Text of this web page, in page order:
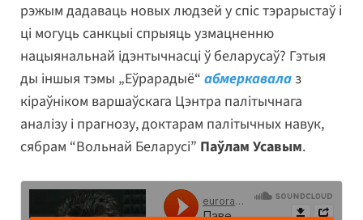
рэжым дадаваць новых людзей у спіс тэрарыстаў і
ці могуць санкцыі спрыяць узмацненню
нацыянальнай ідэнтычнасці ў беларусаў? Гэтыя
ды іншыя тэмы „Еўрарадыё“ абмеркавала з
кіраўніком варшаўскага Цэнтра палітычнага
аналізу і прагнозу, доктарам палітычных навук,
сябрам “Вольнай Беларусі” Паўлам Усавым.